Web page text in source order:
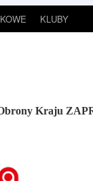
KLUBY
Kraju